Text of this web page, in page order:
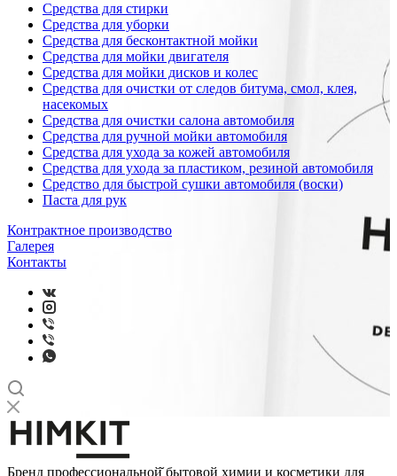
Средства для стирки
Средства для уборки
Средства для бесконтактной мойки
Средства для мойки двигателя
Средства для мойки дисков и колес
Средства для очистки от следов битума, смол, клея,
насекомых
Средства для очистки салона автомобиля
Средства для ручной мойки автомобиля
Средства для ухода за кожей автомобиля
Средства для ухода за пластиком, резиной автомобиля
Средство для быстрой сушки автомобиля (воски)
Паста для рук
Контрактное производство
Галерея
Контакты
Бренд профессиональной̆ бытовой химии и косметики для